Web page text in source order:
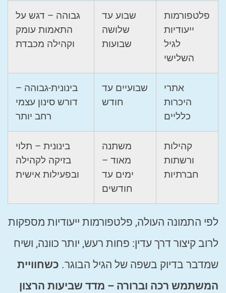
פלטפורמות
ייעודיות
לגיל
השלישי
שבוע עד
שלושה
שבועות
גבוהה – דגש על
התאמות עומק
וקהילה מכבדת
אתרי
היכרות
כלליים
שבועיים עד
חודש
בינונית-גבוהה –
דורש סינון עצמי
רחב יותר
קהילות
ורשתות
חברתיות
משתנה
מאוד –
ימים עד
חודשים
בינונית – תלוי
בזיקה לקהילה
ובפעילות אישית
לפי התמונה העולה, פלטפורמות ייעודיות מספקות
לרוב קיצור דרך עדין: פחות רעש, יותר כוונה, ושיח
שמדבר בדיוק בשפה של הגיל הבוגר. כשחוויית
המשתמש רכה וברורה – מדד שביעות הרצון